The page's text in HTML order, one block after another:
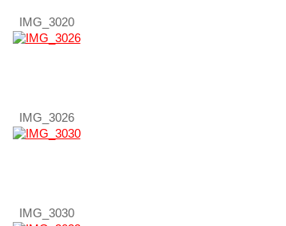
IMG_3020
IMG_3026
IMG_3030